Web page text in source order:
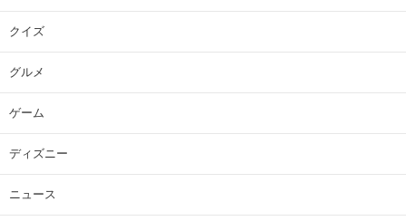
クイズ
グルメ
ゲーム
ディズニー
ニュース